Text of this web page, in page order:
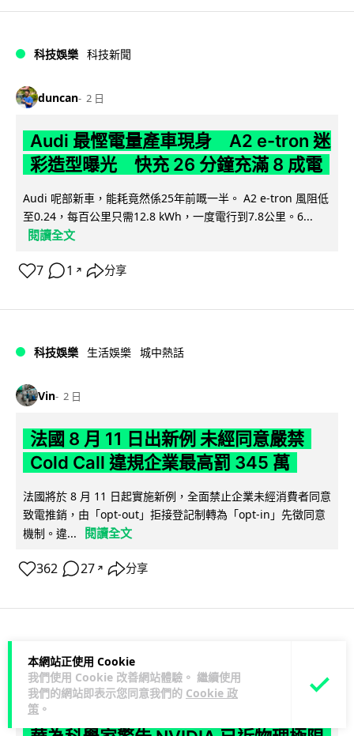
本網站正使用 Cookie
我們使用 Cookie 改善網站體驗。 繼續使用
我們的網站即表示您同意我們的 Cookie 政
策 。
科技娛樂 科技新聞
duncan 2 日
Audi 最慳電量產車現身 A2 e-tron 迷
彩造型曝光 快充 26 分鐘充滿 8 成電
Audi 呢部新車，能耗竟然係25年前嘅一半。 A2 e-tron 風阻低
至0.24，每百公里只需12.8 kWh，一度電行到7.8公里。6...
閱讀全文
7 1 ↗ 分享
科技娛樂 生活娛樂 城中熱話
Vin 2 日
法國 8 月 11 日出新例 未經同意嚴禁
Cold Call 違規企業最高罰 345 萬
法國將於 8 月 11 日起實施新例，全面禁止企業未經消費者同意
致電推銷，由「opt-out」拒接登記制轉為「opt-in」先徵同意
機制。違...
閱讀全文
362 27 ↗ 分享
Lawton 2 日